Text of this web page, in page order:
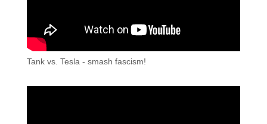
Tank vs. Tesla - smash fascism!